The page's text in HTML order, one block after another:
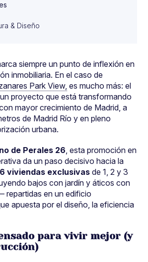
& Diseño
siempre un punto de inflexión en
inmobiliaria. En el caso de
Park View, es mucho más: el
proyecto que está transformando
mayor crecimiento de Madrid, a
de Madrid Río y en pleno
urbana.
de Perales 26 , esta promoción en
da un paso decisivo hacia la
viviendas exclusivas de 1, 2 y 3
bajos con jardín y áticos con
repartidas en un edificio
apuesta por el diseño, la eficiencia
para vivir mejor (y